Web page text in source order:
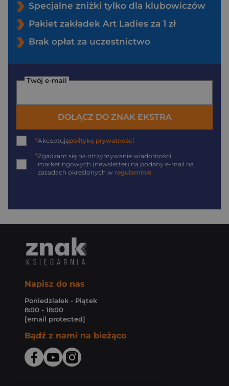
Specjalne zniżki tylko dla klubowiczów
Pakiet zakładek Art Ladies za 1 zł
Brak opłat za uczestnictwo
Twój e-mail
DOŁĄCZ DO ZNAK EKSTRA
*Akceptujępolitykę prywatności
*Zgadzam się na otrzymywanie wiadomości
marketingowych (newsletter) na podany e-mail na
zasadach określonych w regulaminie.
Napisz do nas
Poniedziałek - Piątek
8:00 - 18:00
[email protected]
Bądź z nami na bieżąco